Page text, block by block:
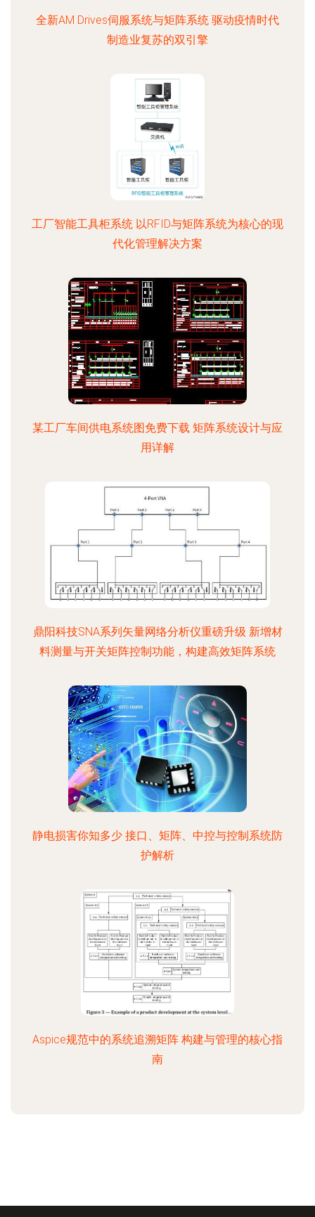
全新AM Drives伺服系统与矩阵系统 驱动疫情时代
制造业复苏的双引擎
工厂智能工具柜系统 以RFID与矩阵系统为核心的现
代化管理解决方案
某工厂车间供电系统图免费下载 矩阵系统设计与应
用详解
鼎阳科技SNA系列矢量网络分析仪重磅升级 新增材
料测量与开关矩阵控制功能，构建高效矩阵系统
静电损害你知多少 接口、矩阵、中控与控制系统防
护解析
Aspice规范中的系统追溯矩阵 构建与管理的核心指
南